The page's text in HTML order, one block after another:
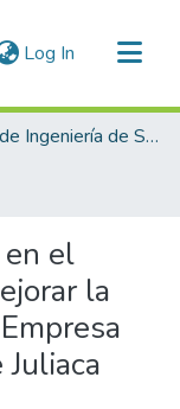
Log In (current)
Facultad de Ingeniería de Sistemas
el
la